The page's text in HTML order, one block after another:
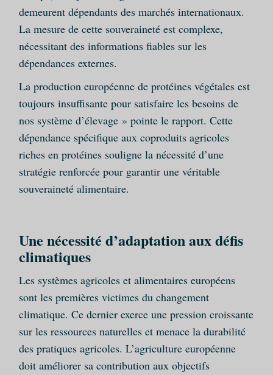
demeurent dépendants des marchés internationaux.
La mesure de cette souveraineté est complexe,
nécessitant des informations fiables sur les
dépendances externes.
La production européenne de protéines végétales est
toujours insuffisante pour satisfaire les besoins de
nos système d’élevage » pointe le rapport. Cette
dépendance spécifique aux coproduits agricoles
riches en protéines souligne la nécessité d’une
stratégie renforcée pour garantir une véritable
souveraineté alimentaire.
Une nécessité d’adaptation aux défis
climatiques
Les systèmes agricoles et alimentaires européens
sont les premières victimes du changement
climatique. Ce dernier exerce une pression croissante
sur les ressources naturelles et menace la durabilité
des pratiques agricoles. L’agriculture européenne
doit améliorer sa contribution aux objectifs